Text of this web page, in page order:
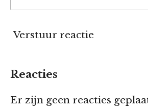
Verstuur reactie
Reacties
Er zijn geen reacties